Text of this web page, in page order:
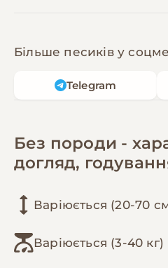
Більше песиків у
Telegram
Без породи -
догляд,
Варіюється (20-70
Варіюється (3-40 кг)